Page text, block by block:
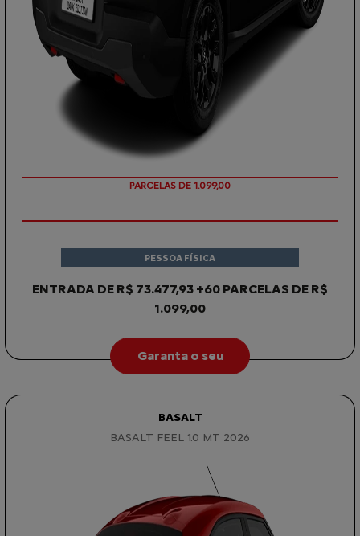
PARCELAS DE 1.099,00
ENTRADA DE R$ 73.477,93 +60 PARCELAS DE R$
1.099,00
PESSOA FÍSICA
Garanta o seu
BASALT
BASALT FEEL 1.0 MT 2026